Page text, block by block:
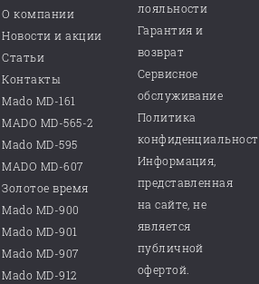
О компании
Новости и акции
Статьи
Контакты
Mado MD-161
MADO MD-565-2
Mado MD-595
MADO MD-607
Золотое время
Mado MD-900
Mado MD-901
Mado MD-907
Mado MD-912
лояльности
Гарантия и
возврат
Сервисное
обслуживание
Политика
Информация,
представленная
на сайте, не
является
публичной
офертой.